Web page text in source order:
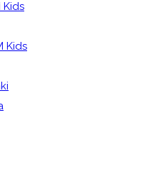
Kids